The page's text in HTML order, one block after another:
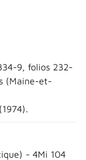
9, folios 232-
(Maine-et-
- 4Mi 104